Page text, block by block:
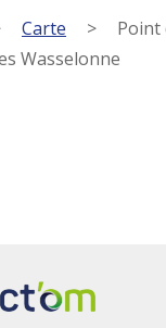
Carte >
Point
Wasselonne